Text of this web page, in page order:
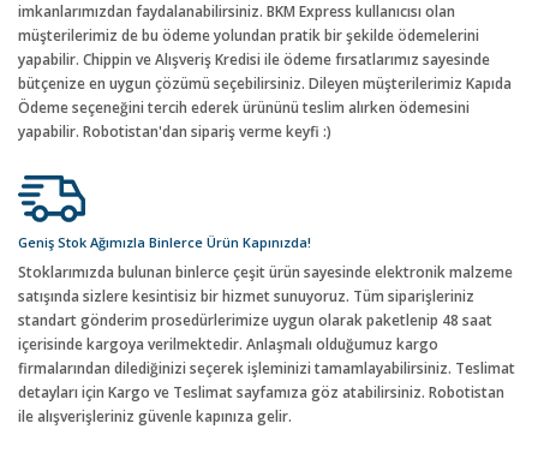
imkanlarımızdan faydalanabilirsiniz. BKM Express kullanıcısı olan
müşterilerimiz de bu ödeme yolundan pratik bir şekilde ödemelerini
yapabilir. Chippin ve Alışveriş Kredisi ile ödeme fırsatlarımız sayesinde
bütçenize en uygun çözümü seçebilirsiniz. Dileyen müşterilerimiz Kapıda
Ödeme seçeneğini tercih ederek ürününü teslim alırken ödemesini
yapabilir. Robotistan'dan sipariş verme keyfi :)
Geniş Stok Ağımızla Binlerce Ürün Kapınızda!
Stoklarımızda bulunan binlerce çeşit ürün sayesinde elektronik malzeme
satışında sizlere kesintisiz bir hizmet sunuyoruz. Tüm siparişleriniz
standart gönderim prosedürlerimize uygun olarak paketlenip 48 saat
içerisinde kargoya verilmektedir. Anlaşmalı olduğumuz kargo
firmalarından dilediğinizi seçerek işleminizi tamamlayabilirsiniz. Teslimat
detayları için Kargo ve Teslimat sayfamıza göz atabilirsiniz. Robotistan
ile alışverişleriniz güvenle kapınıza gelir.